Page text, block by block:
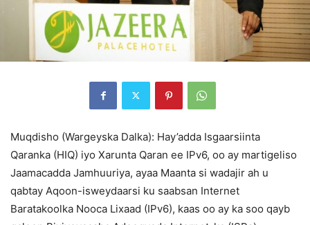
Muqdisho (Wargeyska Dalka): Hay’adda Isgaarsiinta
Qaranka (HIQ) iyo Xarunta Qaran ee IPv6, oo ay martigeliso
Jaamacadda Jamhuuriya, ayaa Maanta si wadajir ah u
qabtay Aqoon-isweydaarsi ku saabsan Internet
Baratakoolka Nooca Lixaad (IPv6), kaas oo ay ka soo qayb